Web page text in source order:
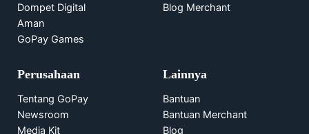
Dompet Digital
Aman
GoPay Games
Blog Merchant
Perusahaan
Tentang GoPay
Newsroom
Media Kit
Lainnya
Bantuan
Bantuan Merchant
Blog